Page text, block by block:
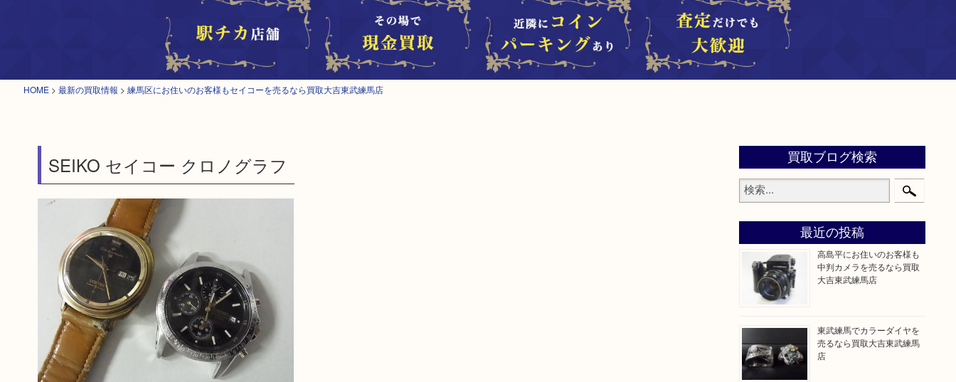
HOME > 最新の買取情報 > 練馬区にお住いのお客様もセイコーを売るなら買取大吉東武練馬店
SEIKO セイコー クロノグラフ 買取ブログ検索
最近の投稿
高島平にお住いのお客様も
中判カメラを売るなら買取
大吉東武練馬店
東武練馬でカラーダイヤを
売るなら買取大吉東武練馬
店